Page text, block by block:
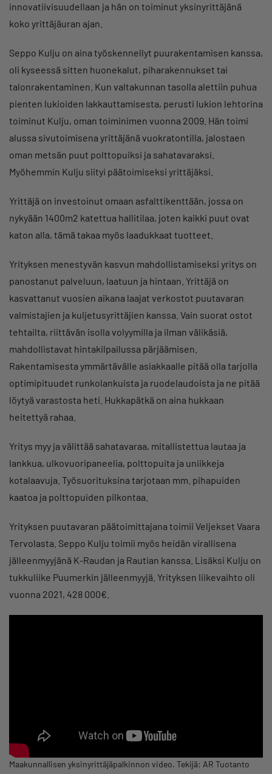
innovatiivisuudellaan ja hän on toiminut yksinyrittäjänä
koko yrittäjäuran ajan.
Seppo Kulju on aina työskennellyt puurakentamisen kanssa,
oli kyseessä sitten huonekalut, piharakennukset tai
talonrakentaminen. Kun valtakunnan tasolla alettiin puhua
pienten lukioiden lakkauttamisesta, perusti lukion lehtorina
toiminut Kulju, oman toiminimen vuonna 2009. Hän toimi
alussa sivutoimisena yrittäjänä vuokratontilla, jalostaen
oman metsän puut polttopuiksi ja sahatavaraksi.
Myöhemmin Kulju siityi päätoimiseksi yrittäjäksi.
Yrittäjä on investoinut omaan asfalttikenttään, jossa on
nykyään 1400m2 katettua hallitilaa, joten kaikki puut ovat
katon alla, tämä takaa myös laadukkaat tuotteet.
Yrityksen menestyvän kasvun mahdollistamiseksi yritys on
panostanut palveluun, laatuun ja hintaan. Yrittäjä on
kasvattanut vuosien aikana laajat verkostot puutavaran
valmistajien ja kuljetusyrittäjien kanssa. Vain suorat ostot
tehtailta, riittävän isolla volyymilla ja ilman välikäsiä,
mahdollistavat hintakilpailussa pärjäämisen.
Rakentamisesta ymmärtävälle asiakkaalle pitää olla tarjolla
optimipituudet runkolankuista ja ruodelaudoista ja ne pitää
löytyä varastosta heti. Hukkapätkä on aina hukkaan
heitettyä rahaa.
Yritys myy ja välittää sahatavaraa, mitallistettua lautaa ja
lankkua, ulkovuoripaneelia, polttopuita ja uniikkeja
kotalaavuja. Työsuorituksina tarjotaan mm. pihapuiden
kaatoa ja polttopuiden pilkontaa.
Yrityksen puutavaran päätoimittajana toimii Veljekset Vaara
Tervolasta. Seppo Kulju toimii myös heidän virallisena
jälleenmyyjänä K-Raudan ja Rautian kanssa. Lisäksi Kulju on
tukkuliike Puumerkin jälleenmyyjä. Yrityksen liikevaihto oli
vuonna 2021, 428 000€.
Maakunnallisen yksinyrittäjäpalkinnon video. Tekijä: AR Tuotanto